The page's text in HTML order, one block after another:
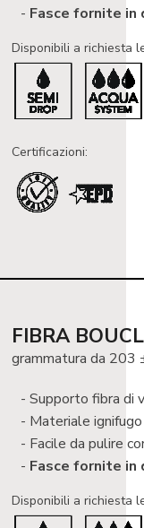
Fasce fornite in
Disponibili a richiesta
Certificazioni:
FIBRA
grammatura da 203
Supporto fibra di
Materiale
Facile da pulire
Fasce fornite in
Disponibili a richiesta